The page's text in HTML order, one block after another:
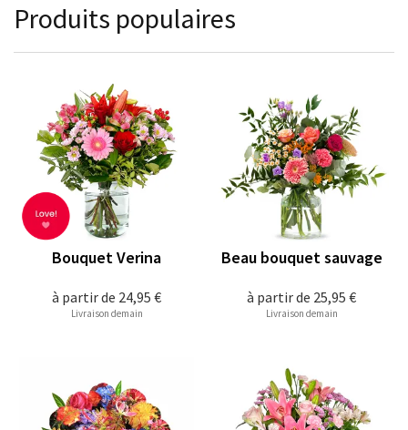
Produits populaires
à partir de 24,95 €
Bouquet Verina
Livraison demain
à partir de 25,95 €
Beau bouquet sauvage
Livraison demain